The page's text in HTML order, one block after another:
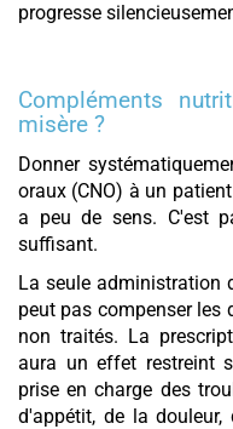
progresse
Compléments
misère ?
Donner
oraux (CNO) à un
a peu de sens. C'est
suffisant.
La seule administration
peut pas compenser les
non traités. La
aura un effet restreint
prise en charge des
d'appétit, de la douleur,